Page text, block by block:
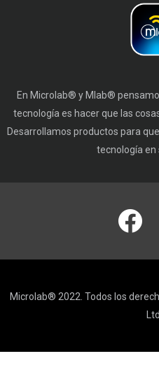
En Microlab® y Mlab®
tecnología es hacer que las
Desarrollamos productos para
tecnología en
Microlab® 2022. Todos los